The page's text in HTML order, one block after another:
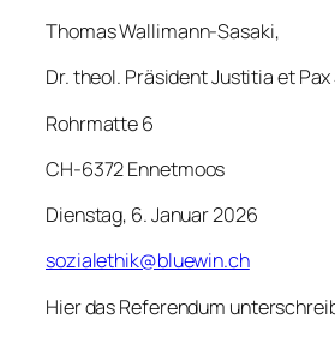
Thomas Wallimann-Sasaki,
Dr. theol. Präsident Justitia et
Rohrmatte 6
CH-6372 Ennetmoos
Dienstag, 6. Januar 2026
sozialethik@bluewin.ch
Hier das Referendum